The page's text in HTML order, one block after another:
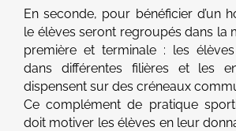
En seconde, pour bénéficier d’un
le élèves seront regroupés dans la
première et terminale : les
dans différentes filières et les
dispensent sur des créneaux
Ce complément de pratique
doit motiver les élèves en leur